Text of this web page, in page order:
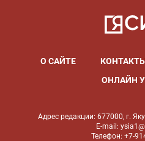
О САЙТЕ
ОНЛАЙН
Адрес редакции: 677000, г.
E-mail:
Телефон: +7-